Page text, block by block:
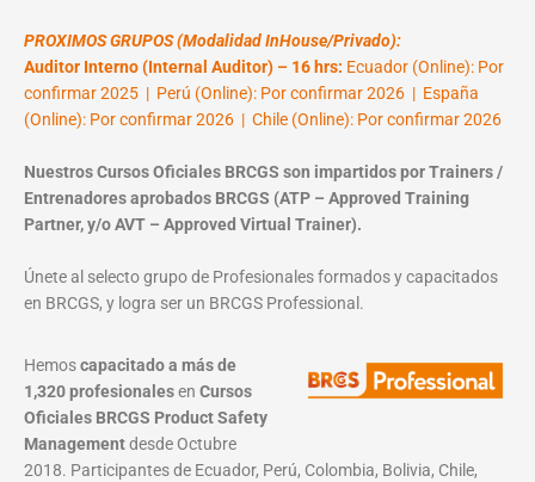
PROXIMOS GRUPOS (Modalidad InHouse/Privado):
Auditor Interno (Internal Auditor) – 16 hrs: Ecuador (Online): Por
confirmar 2025 | Perú (Online): Por confirmar 2026 | España
(Online): Por confirmar 2026 | Chile (Online): Por confirmar 2026
Nuestros Cursos Oficiales BRCGS son impartidos por Trainers /
Entrenadores aprobados BRCGS (ATP – Approved Training
Partner, y/o AVT – Approved Virtual Trainer).
Únete al selecto grupo de Profesionales formados y capacitados
en BRCGS, y logra ser un BRCGS Professional.
Hemoscapacitado a más de
1,320 profesionalesen Cursos
Oficiales BRCGS Product Safety
Managementdesde Octubre
2018. Participantes de Ecuador, Perú, Colombia, Bolivia, Chile,